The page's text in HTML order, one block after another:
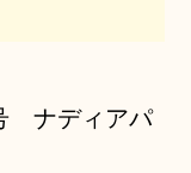
ナディアパ